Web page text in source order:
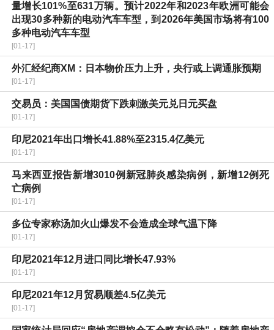
量增长101%至631万辆。预计2022年和2023年欧洲可能会
出现30多种新的电动汽车车型，到2026年美国市场将有100
多种电动汽车车型
[01-17]
外汇经纪商XM：日本物价压力上升，央行或上调通胀预期
[01-17]
交易员：美国国债期货下跌刺激美元兑日元买盘
[01-17]
印尼2021年出口增长41.88%至2315.4亿美元
[01-17]
马来西亚报告新增3010例新冠肺炎感染病例，新增12例死
亡病例
[01-17]
多位专家称汤加火山爆发不会造成全球气温下降
[01-17]
印尼2021年12月进口同比增长47.93%
[01-17]
印尼2021年12月贸易顺差4.5亿美元
[01-17]